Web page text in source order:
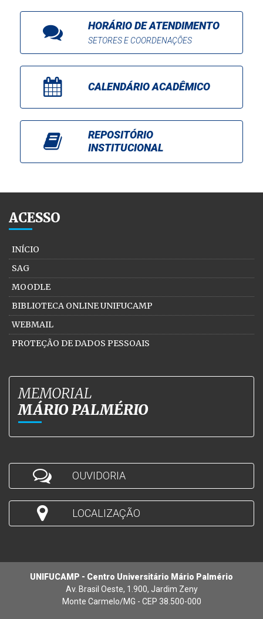
HORÁRIO DE ATENDIMENTO
SETORES E COORDENAÇÕES
CALENDÁRIO ACADÊMICO
REPOSITÓRIO
INSTITUCIONAL
ACESSO
INÍCIO
SAG
MOODLE
BIBLIOTECA ONLINE UNIFUCAMP
WEBMAIL
PROTEÇÃO DE DADOS PESSOAIS
MEMORIAL
MÁRIO PALMÉRIO
OUVIDORIA
LOCALIZAÇÃO
UNIFUCAMP - Centro Universitário Mário Palmério
Av. Brasil Oeste, 1.900, Jardim Zeny
Monte Carmelo/MG - CEP 38.500-000